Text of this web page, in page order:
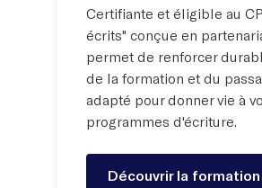
Certifiante et éligible au
écrits" conçue en
permet de renforcer
de la formation et du
adapté pour donner vie à
programmes d'écriture.
Découvrir la